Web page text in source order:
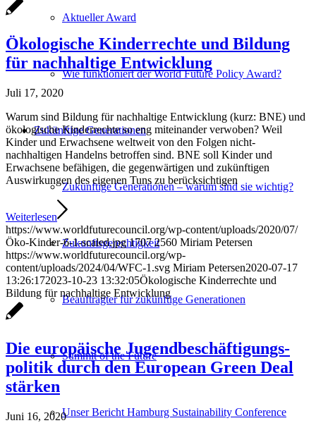
Aktueller Award
Wie funktioniert der World Future Policy Award?
Zukünftige Generationen
Zukünftige Generationen – warum sind sie wichtig?
Zukunftsgerechtigkeit
Beauftragter für zukünftige Generationen
Summit of the Future
Unser Bericht Hamburg Sustainability Conference
Ökologische Kinderrechte und Bildung
für nachhaltige Entwicklung
Juli 17, 2020
Warum sind Bildung für nachhaltige Entwicklung (kurz: BNE) und
ökologische Kinderrechte so eng miteinander verwoben? Weil
Kinder und Erwachsene weltweit von den Folgen nicht-
nachhaltigen Handelns betroffen sind. BNE soll Kinder und
Erwachsene befähigen, die gegenwärtigen und zukünftigen
Auswirkungen des eigenen Tuns zu berücksichtigen
Weiterlesen
https://www.worldfuturecouncil.org/wp-content/uploads/2020/07/
Öko-Kinder-6-1-scaled.jpg 1707 2560 Miriam Petersen
https://www.worldfuturecouncil.org/wp-
content/uploads/2024/04/WFC-1.svg Miriam Petersen2020-07-17
13:26:172023-10-23 13:32:05Ökologische Kinderrechte und
Bildung für nachhaltige Entwicklung
Die europäische Jugendbeschäftigungs-
politik durch den European Green Deal
stärken
Juni 16, 2020